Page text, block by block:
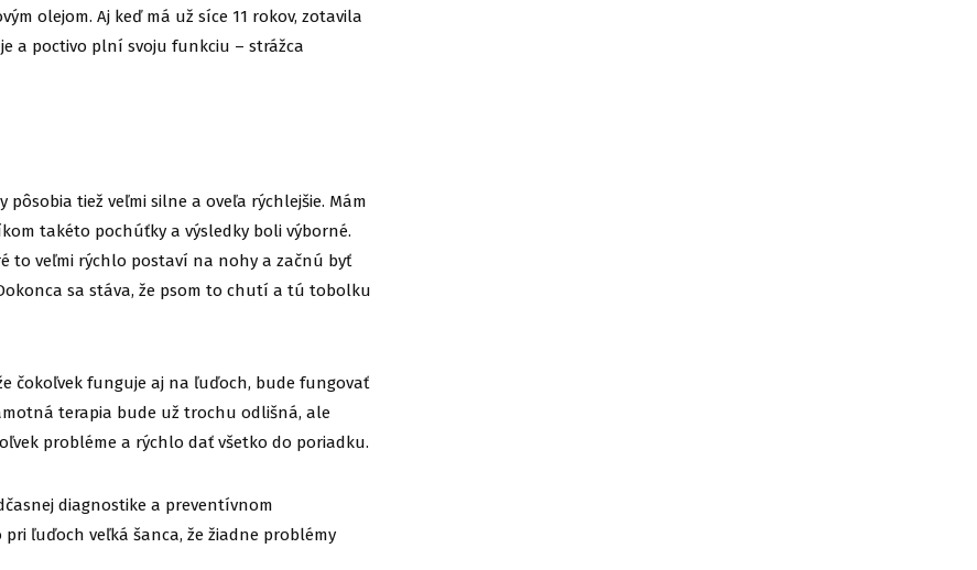
olejom. Aj keď má už síce 11 rokov, zotavila
a poctivo plní svoju funkciu – strážca
tiež veľmi silne a oveľa rýchlejšie. Mám
takéto pochúťky a výsledky boli výborné.
to veľmi rýchlo postaví na nohy a začnú byť
sa stáva, že psom to chutí a tú tobolku
čokoľvek funguje aj na ľuďoch, bude fungovať
terapia bude už trochu odlišná, ale
probléme a rýchlo dať všetko do poriadku.
diagnostike a preventívnom
ľuďoch veľká šanca, že žiadne problémy